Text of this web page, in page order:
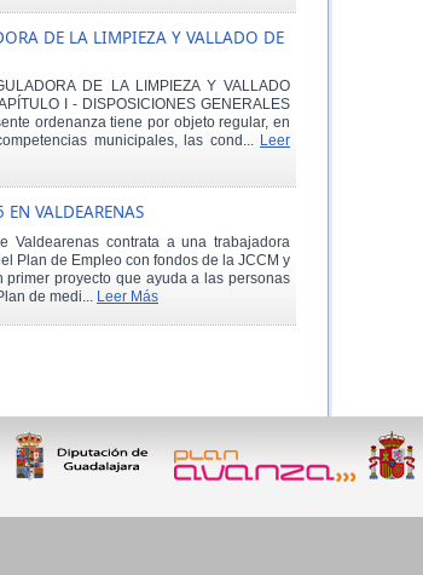
DE LA LIMPIEZA Y VALLADO DE
DE LA LIMPIEZA Y VALLADO
I - DISPOSICIONES GENERALES
ordenanza tiene por objeto regular, en
municipales, las cond... Leer
VALDEARENAS
Valdearenas contrata a una trabajadora
Plan de Empleo con fondos de la JCCM y
primer proyecto que ayuda a las personas
de medi... Leer Más